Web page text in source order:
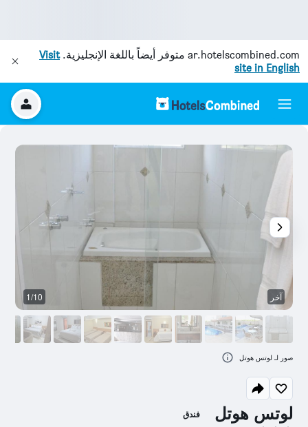
ar.hotelscombined.com متوفر أيضاً باللغة الإنجليزية.Visit
site in English
لوتس هوتل فندق
آخر 1/10
صور لـ لوتس هوتل